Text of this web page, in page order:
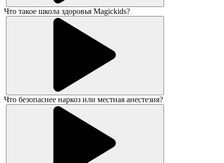
Что такое школа здоровья Magickids?
Что безопаснее наркоз или местная анестезия?